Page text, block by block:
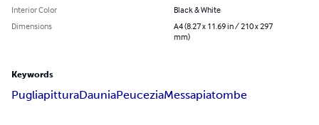
Interior Color
Black & White
Dimensions
A4 (8.27 x 11.69 in / 210 x 297
mm)
Keywords
PugliapitturaDauniaPeuceziaMessapiatombe